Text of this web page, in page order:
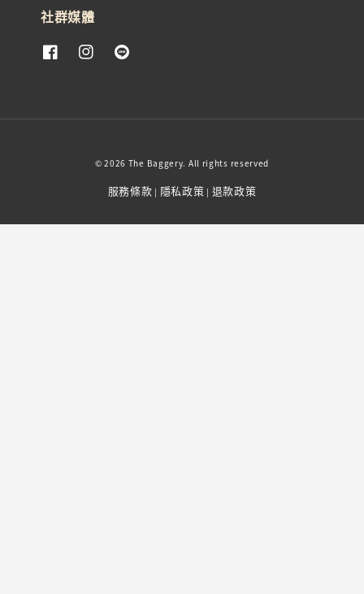
社群媒體
© 2026 The Baggery. All rights reserved
服務條款 | 隱私政策 | 退款政策